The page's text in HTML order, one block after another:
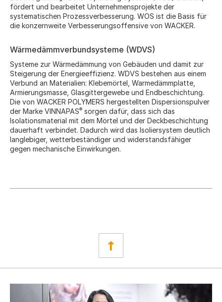
fördert und bearbeitet Unternehmensprojekte der
systematischen Prozessverbesserung. WOS ist die Basis für
die konzernweite Verbesserungsoffensive von WACKER.
Wärmedämmverbundsysteme (WDVS)
Systeme zur Wärmedämmung von Gebäuden und damit zur
Steigerung der Energieeffizienz. WDVS bestehen aus einem
Verbund an Materialien: Klebemörtel, Warmedämmplatte,
Armierungsmasse, Glasgittergewebe und Endbeschichtung.
Die von WACKER POLYMERS hergestellten Dispersionspulver
der Marke VINNAPAS® sorgen dafür, dass sich das
Isolationsmaterial mit dem Mörtel und der Deckbeschichtung
dauerhaft verbindet. Dadurch wird das Isoliersystem deutlich
langlebiger, wetterbeständiger und widerstandsfähiger
gegen mechanische Einwirkungen.